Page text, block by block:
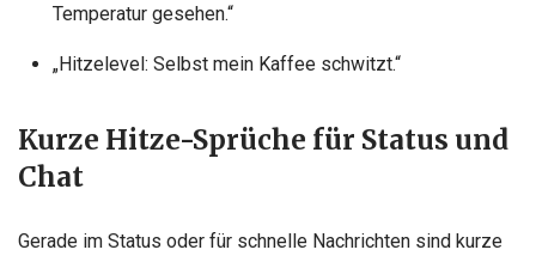
Temperatur gesehen.“
„Hitzelevel: Selbst mein Kaffee schwitzt.“
Kurze Hitze-Sprüche für Status und
Chat
Gerade im Status oder für schnelle Nachrichten sind kurze